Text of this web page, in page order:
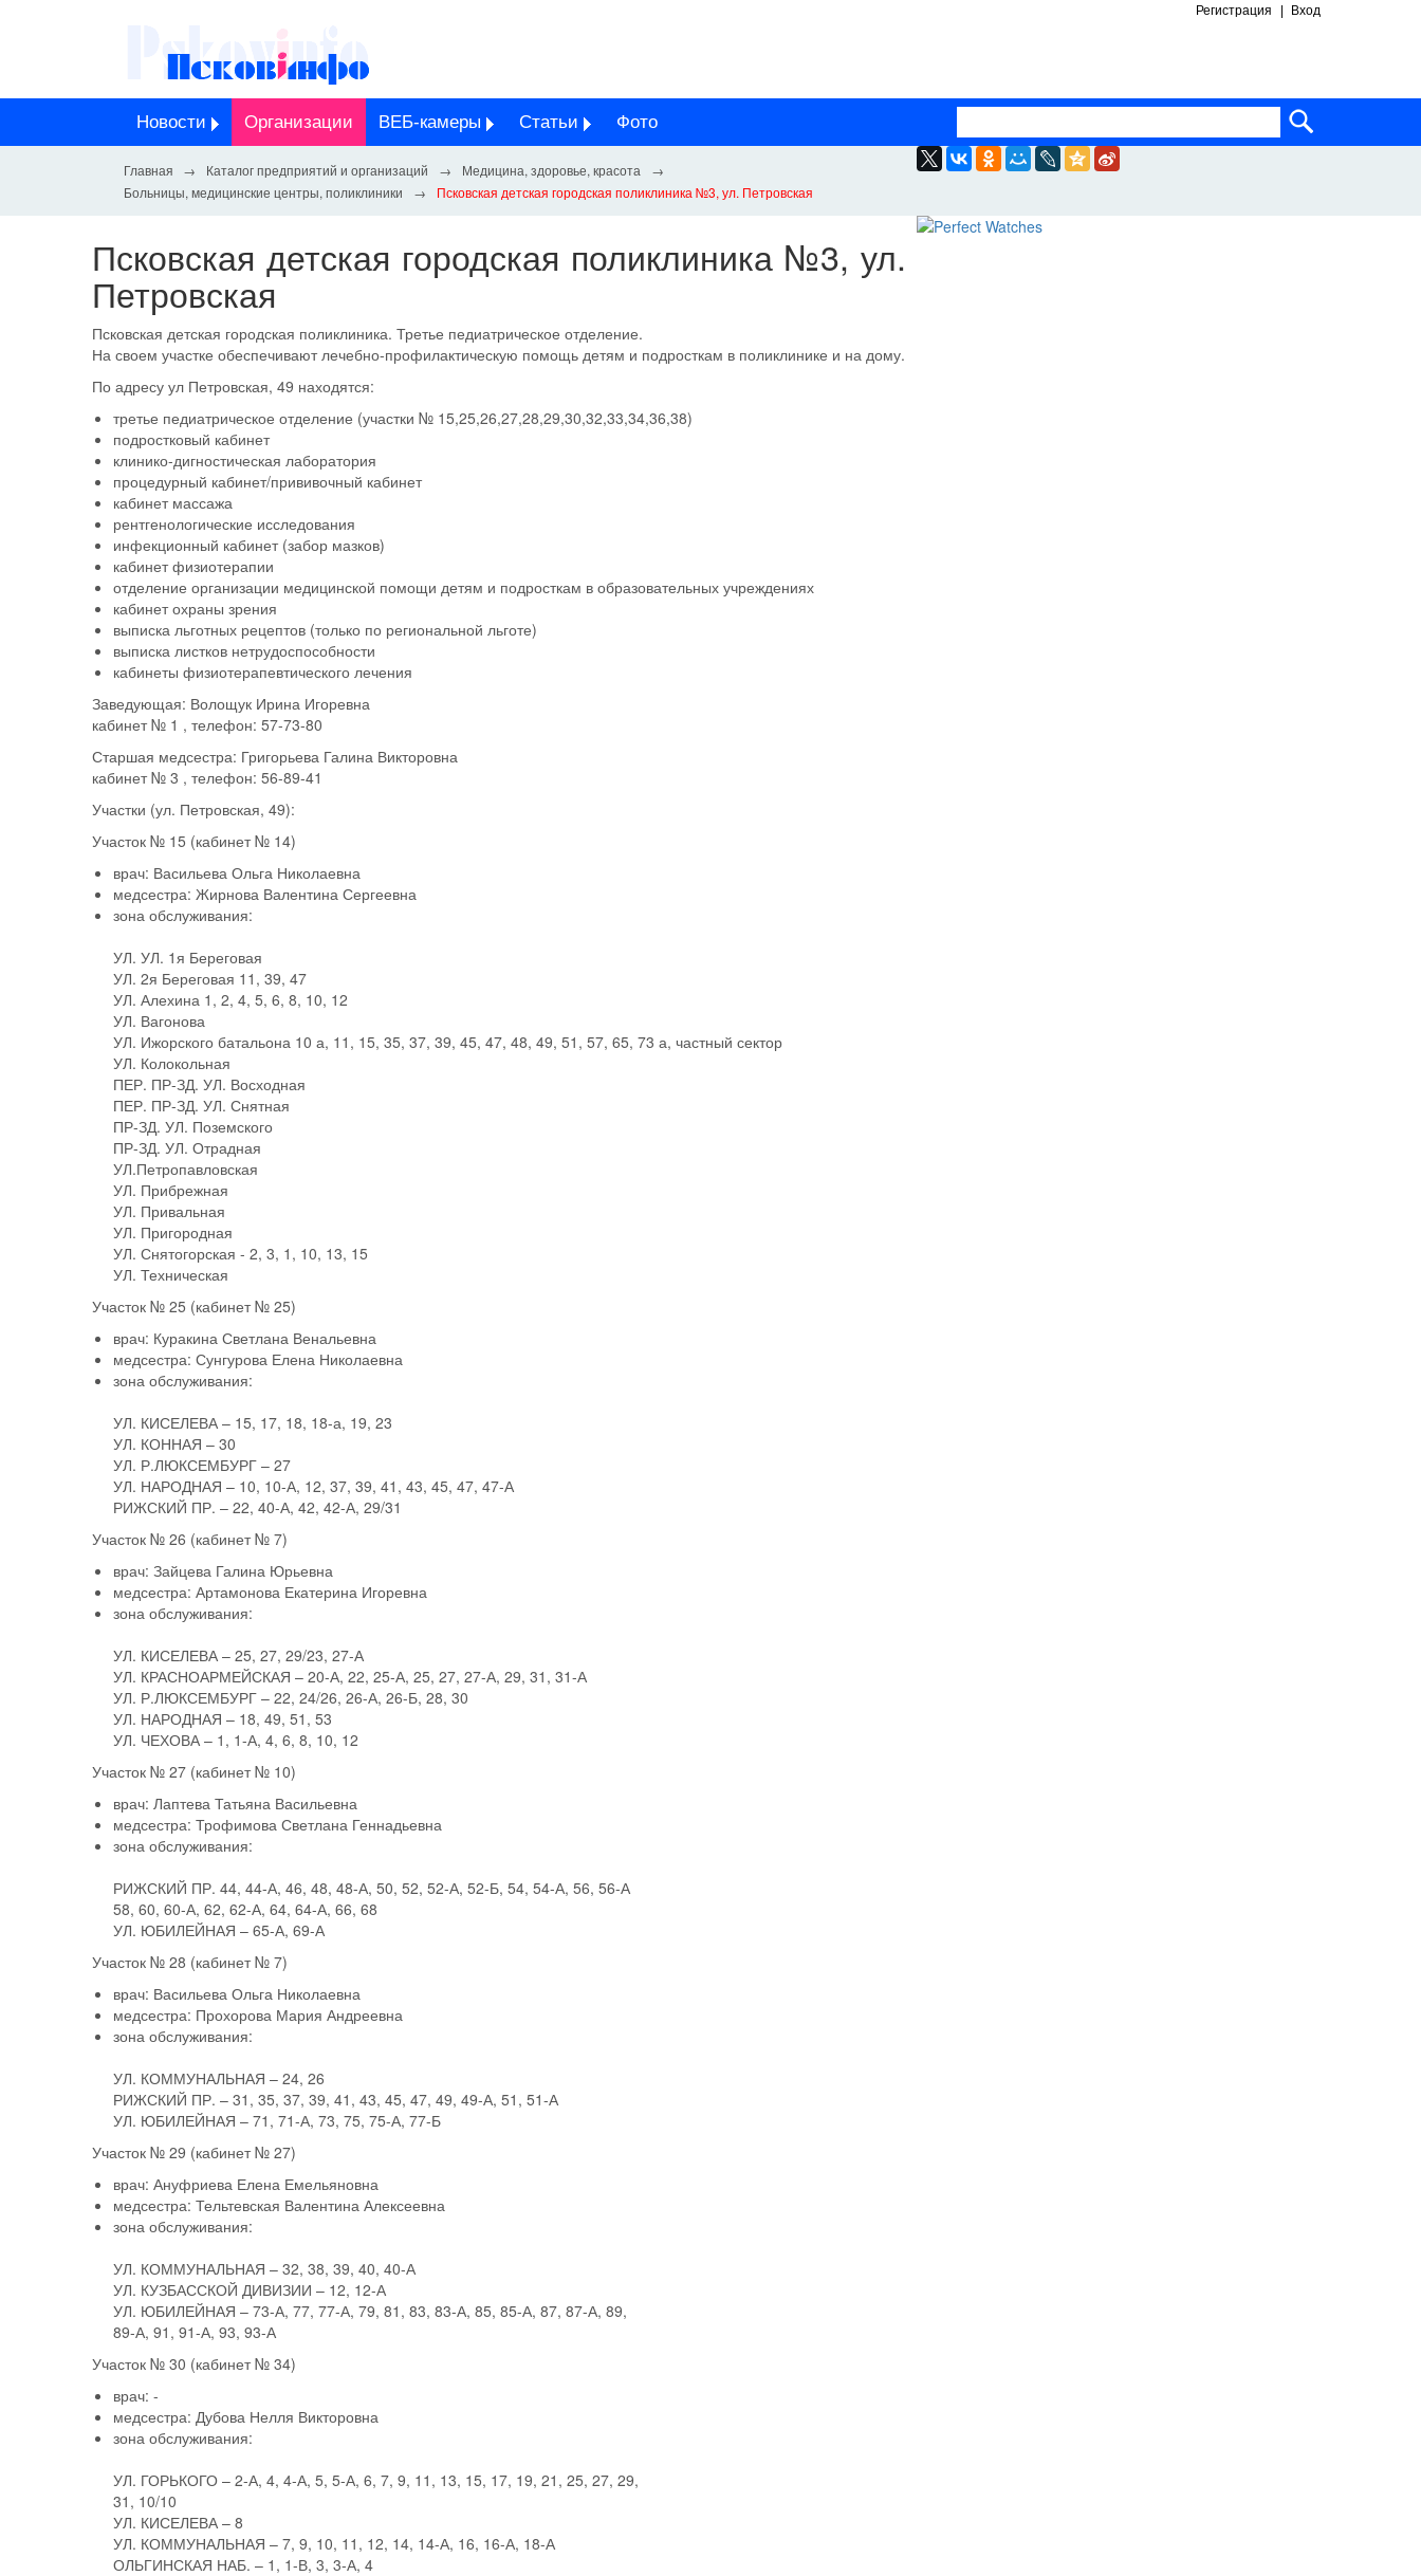
Регистрация Вход
Новости Организации ВЕБ-камеры Статьи Фото
Каталог предприятий и организаций
Медицина, здоровье, красота
Больницы, медицинские центры, поликлиники
Псковская детская городская поликлиника №3, ул. Петровская
Псковская детская городская поликлиника №3, ул.
Петровская
Псковская детская городская поликлиника. Третье педиатрическое отделение.
На своем участке обеспечивают лечебно-профилактическую помощь детям и подросткам в поликлинике и на дому.
По адресу ул Петровская, 49 находятся:
третье педиатрическое отделение (участки № 15,25,26,27,28,29,30,32,33,34,36,38)
подростковый кабинет
клинико-дигностическая лаборатория
процедурный кабинет/прививочный кабинет
кабинет массажа
рентгенологические исследования
инфекционный кабинет (забор мазков)
кабинет физиотерапии
отделение организации медицинской помощи детям и подросткам в образовательных учреждениях
кабинет охраны зрения
выписка льготных рецептов (только по региональной льготе)
выписка листков нетрудоспособности
кабинеты физиотерапевтического лечения
Заведующая: Волощук Ирина Игоревна
кабинет№ 1 , телефон: 57-73-80
Старшая медсестра: Григорьева Галина Викторовна
кабинет№ 3 , телефон: 56-89-41
Участки (ул. Петровская, 49):
Участок № 15 (кабинет № 14)
врач: Васильева Ольга Николаевна
медсестра: Жирнова Валентина Сергеевна
зона обслуживания:
УЛ. УЛ. 1я Береговая
УЛ. 2я Береговая 11, 39, 47
УЛ. Алехина 1, 2, 4, 5, 6, 8, 10, 12
УЛ. Вагонова
УЛ. Ижорского батальона 10 а, 11, 15, 35, 37, 39, 45, 47, 48, 49, 51, 57, 65, 73 а, частный сектор
УЛ. Колокольная
ПЕР. ПР-ЗД. УЛ. Восходная
ПЕР. ПР-ЗД. УЛ. Снятная
ПР-ЗД. УЛ. Поземского
ПР-ЗД. УЛ. Отрадная
УЛ.Петропавловская
УЛ. Прибрежная
УЛ. Привальная
УЛ. Пригородная
УЛ. Снятогорская - 2, 3, 1, 10, 13, 15
УЛ. Техническая
Участок № 25 (кабинет № 25)
врач: Куракина Светлана Венальевна
медсестра: Сунгурова Елена Николаевна
зона обслуживания:
УЛ. КИСЕЛЕВА – 15, 17, 18, 18-а, 19, 23
УЛ. КОННАЯ – 30
УЛ. Р.ЛЮКСЕМБУРГ – 27
УЛ. НАРОДНАЯ – 10, 10-А, 12, 37, 39, 41, 43, 45, 47, 47-А
РИЖСКИЙ ПР. – 22, 40-А, 42, 42-А, 29/31
Участок № 26 (кабинет № 7)
врач: Зайцева Галина Юрьевна
медсестра: Артамонова Екатерина Игоревна
зона обслуживания:
УЛ. КИСЕЛЕВА – 25, 27, 29/23, 27-А
УЛ. КРАСНОАРМЕЙСКАЯ – 20-А, 22, 25-А, 25, 27, 27-А, 29, 31, 31-А
УЛ. Р.ЛЮКСЕМБУРГ – 22, 24/26, 26-А, 26-Б, 28, 30
УЛ. НАРОДНАЯ – 18, 49, 51, 53
УЛ. ЧЕХОВА – 1, 1-А, 4, 6, 8, 10, 12
Участок № 27 (кабинет № 10)
врач: Лаптева Татьяна Васильевна
медсестра: Трофимова Светлана Геннадьевна
зона обслуживания:
РИЖСКИЙ ПР. 44, 44-А, 46, 48, 48-А, 50, 52, 52-А, 52-Б, 54, 54-А, 56, 56-А
58, 60, 60-А, 62, 62-А, 64, 64-А, 66, 68
УЛ. ЮБИЛЕЙНАЯ – 65-А, 69-А
Участок № 28 (кабинет № 7)
врач: Васильева Ольга Николаевна
медсестра: Прохорова Мария Андреевна
зона обслуживания:
УЛ. КОММУНАЛЬНАЯ – 24, 26
РИЖСКИЙ ПР. – 31, 35, 37, 39, 41, 43, 45, 47, 49, 49-А, 51, 51-А
УЛ. ЮБИЛЕЙНАЯ – 71, 71-А, 73, 75, 75-А, 77-Б
Участок № 29 (кабинет № 27)
врач: Ануфриева Елена Емельяновна
медсестра: Тельтевская Валентина Алексеевна
зона обслуживания:
УЛ. КОММУНАЛЬНАЯ – 32, 38, 39, 40, 40-А
УЛ. КУЗБАССКОЙ ДИВИЗИИ – 12, 12-А
УЛ. ЮБИЛЕЙНАЯ – 73-А, 77, 77-А, 79, 81, 83, 83-А, 85, 85-А, 87, 87-А, 89,
89-А, 91, 91-А, 93, 93-А
Участок № 30 (кабинет № 34)
врач: -
медсестра: Дубова Нелля Викторовна
зона обслуживания:
УЛ. ГОРЬКОГО – 2-А, 4, 4-А, 5, 5-А, 6, 7, 9, 11, 13, 15, 17, 19, 21, 25, 27, 29,
31, 10/10
УЛ. КИСЕЛЕВА – 8
УЛ. КОММУНАЛЬНАЯ – 7, 9, 10, 11, 12, 14, 14-А, 16, 16-А, 18-А
ОЛЬГИНСКАЯ НАБ. – 1, 1-В, 3, 3-А, 4